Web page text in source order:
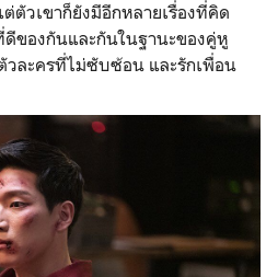
ตัวเขาก็ยังมีอีกหลายเรื่องที่คิด
ของกันและกันในฐานะของคู่หู
วละครที่ไม่ซับซ้อน และรักเพื่อน